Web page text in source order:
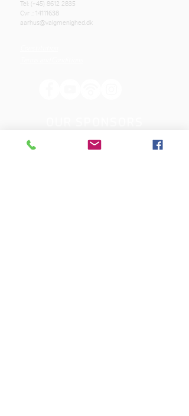
Tel: (+45) 8612 2835
Cvr .: 14111638
aarhus@valgmenighed.dk